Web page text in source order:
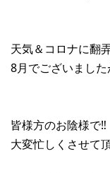
天気＆コロナに翻
8月でございまし
皆様方のお陰様で‼︎
大変忙しくさせて